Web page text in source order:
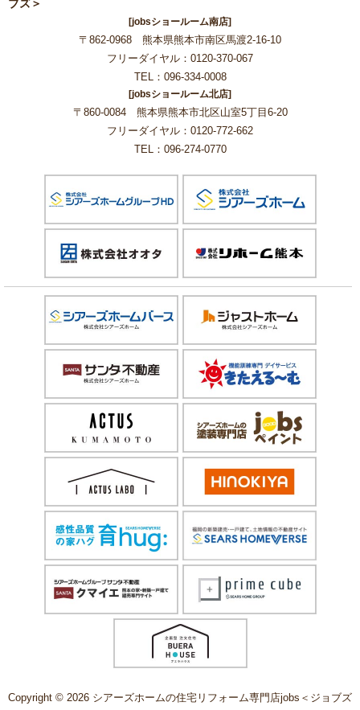
ブズ＞
[jobsショールーム南店]
〒862-0968 熊本県熊本市南区馬渡2-16-10
フリーダイヤル：0120-370-067
TEL：096-334-0008
[jobsショールーム北店]
〒860-0084 熊本県熊本市北区山室5丁目6-20
フリーダイヤル：0120-772-662
TEL：096-274-0770
Copyright © 2026 シアーズホームの住宅リフォーム専門店jobs＜ジョブズ